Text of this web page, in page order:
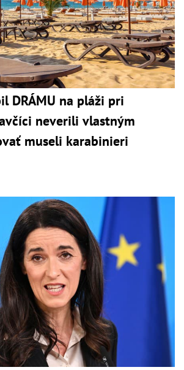
DRÁMU na pláži pri
neverili vlastným
museli karabinieri